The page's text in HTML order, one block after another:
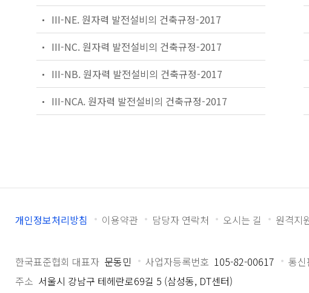
III-NE. 원자력 발전설비의 건축규정-2017
III-NC. 원자력 발전설비의 건축규정-2017
III-NB. 원자력 발전설비의 건축규정-2017
III-NCA. 원자력 발전설비의 건축규정-2017
개인정보처리방침 이용약관 담당자 연락처 오시는 길 원격지
한국표준협회 대표자 문동민 사업자등록번호 105-82-00617 통
주소 서울시 강남구 테헤란로69길 5 (삼성동, DT센터)